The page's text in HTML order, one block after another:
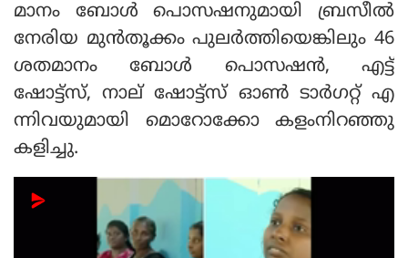
മാനം ബോൾ പൊസഷനുമായി ബ്രസീൽ
നേരിയ മുൻതൂക്കം പുലർത്തിയെങ്കിലും 46
ശതമാനം ബോൾ പൊസഷൻ, എട്ട്
ഷോട്ട്‌സ്, നാല് ഷോട്ട്‌സ് ഓൺ ടാർഗറ്റ് എ
ന്നിവയുമായി മൊറോക്കോ കളംനിറഞ്ഞു
കളിച്ചു.